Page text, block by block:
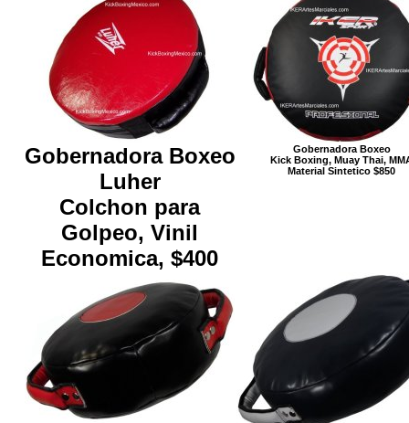
Gobernadora Boxeo
Luher
Colchon para
Golpeo, Vinil
Economica, $400
Gobernadora Boxeo
Kick Boxing, Muay Thai,
Material Sintetico $850